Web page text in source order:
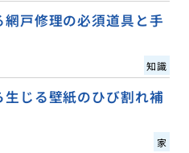
戸修理の必須道具と手
知識
じる壁紙のひび割れ補
家